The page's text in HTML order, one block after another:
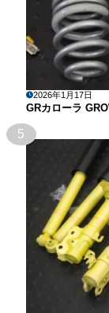
2026年1月17日
GRカローラ
5